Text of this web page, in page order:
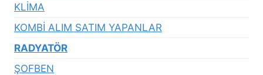
KLİMA
KOMBİ ALIM SATIM YAPANLAR
RADYATÖR
ŞOFBEN